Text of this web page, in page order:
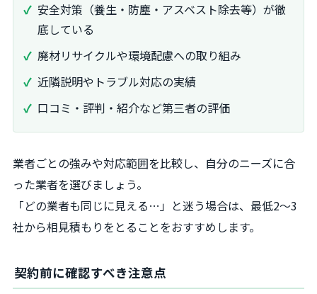
安全対策（養生・防塵・アスベスト除去等）が徹
底している
廃材リサイクルや環境配慮への取り組み
近隣説明やトラブル対応の実績
口コミ・評判・紹介など第三者の評価
業者ごとの強みや対応範囲を比較し、自分のニーズに合
った業者を選びましょう。
「どの業者も同じに見える…」と迷う場合は、最低2～3
社から相見積もりをとることをおすすめします。
契約前に確認すべき注意点